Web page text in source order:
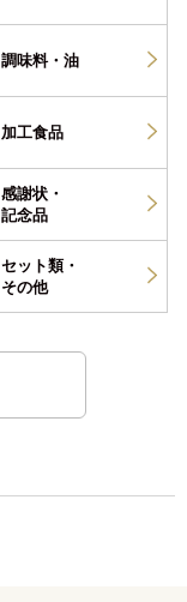
調味料・ 油
加工食品
感謝状・
記念品
セット類・
その他